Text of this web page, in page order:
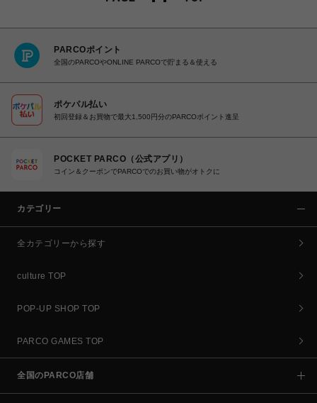
PARCOポイント
全国のPARCOやONLINE PARCOで貯まる＆使える
ポケパル払い
初回登録＆お買物で最大1,500円分のPARCOポイント進呈
POCKET PARCO（公式アプリ）
コイン＆クーポンでPARCOでのお買い物がオトクに
カテゴリー
全カテゴリーから探す
culture TOP
POP-UP SHOP TOP
PARCO GAMES TOP
全国のPARCO店舗